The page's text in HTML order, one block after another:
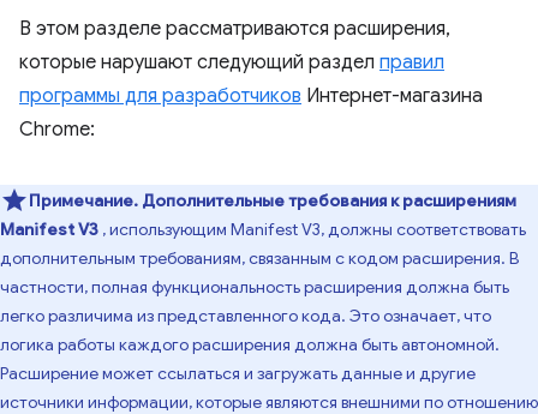
В этом разделе рассматриваются расширения,
которые нарушают следующий раздел правил
программы для разработчиков Интернет-магазина
Chrome:
Примечание. Дополнительные требования к расширениям
Manifest V3 , использующим Manifest V3, должны соответствовать
дополнительным требованиям, связанным с кодом расширения. В
частности, полная функциональность расширения должна быть
легко различима из представленного кода. Это означает, что
логика работы каждого расширения должна быть автономной.
Расширение может ссылаться и загружать данные и другие
источники информации, которые являются внешними по отношению